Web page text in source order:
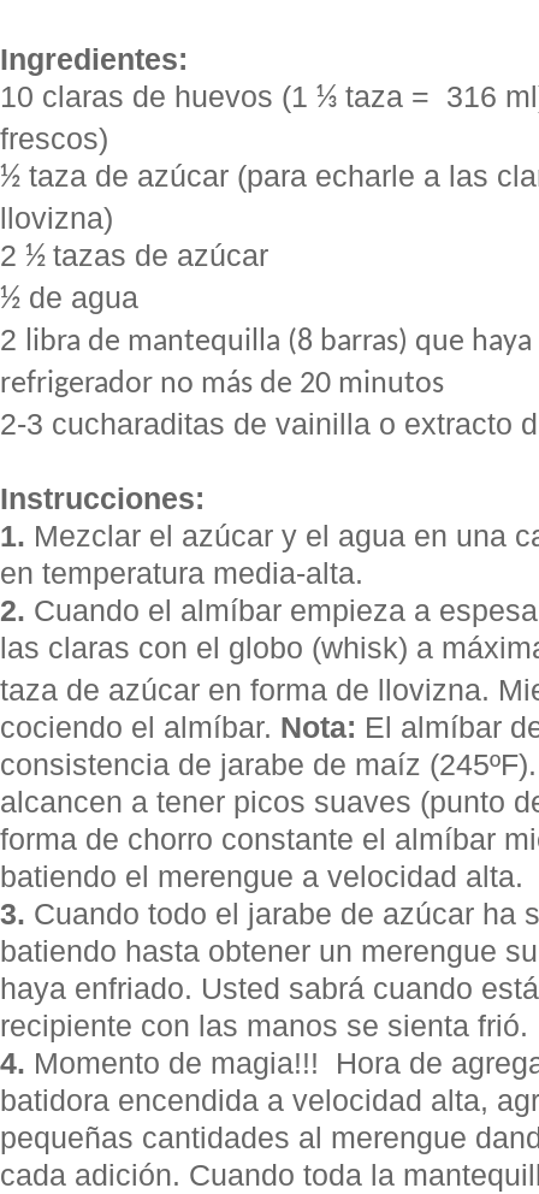
Ingredientes:
10 claras de huevos (1 ⅓ taza = 316
frescos)
½ taza de azúcar (para echarle a las
llovizna)
2 ½ tazas de azúcar
½ de agua
2 libra de mantequilla (8 barras) que
refrigerador no más de 20 minutos
2-3 cucharaditas de vainilla o extracto
Instrucciones:
1. Mezclar el azúcar y el agua en una
en temperatura media-alta.
2. Cuando el almíbar empieza a
las claras con el globo (whisk) a
taza de azúcar en forma de llovizna.
cociendo el almíbar. Nota: El almíbar
consistencia de jarabe de maíz
alcancen a tener picos suaves (punto
forma de chorro constante el almíbar
batiendo el merengue a velocidad alta.
3. Cuando todo el jarabe de azúcar ha
batiendo hasta obtener un merengue
haya enfriado. Usted sabrá cuando
recipiente con las manos se sienta frió.
4. Momento de magia!!! Hora de
batidora encendida a velocidad alta,
pequeñas cantidades al merengue
cada adición. Cuando toda la